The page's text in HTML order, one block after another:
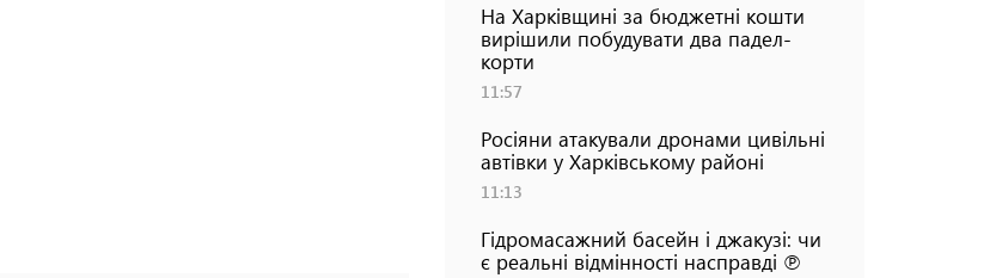
На Харківщині за бюджетні кошти
вирішили побудувати два падел-
корти
11:57
Росіяни атакували дронами цивільні
автівки у Харківському районі
11:13
Гідромасажний басейн і джакузі: чи
є реальні відмінності насправді ℗